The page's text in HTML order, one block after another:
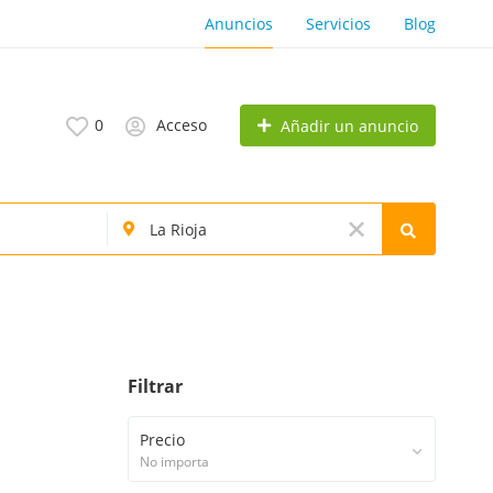
Anuncios Servicios Blog
0 Acceso Añadir un anuncio
Filtrar
Precio
No importa